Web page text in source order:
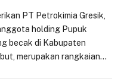
PT Petrokimia Gresik,
holding Pupuk
becak di Kabupaten
merupakan rangkaian…